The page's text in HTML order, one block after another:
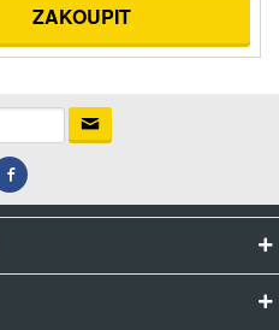
ZAKOUPIT